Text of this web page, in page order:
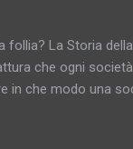
in queste
La Storia
che ogni
in che modo una
La Storia